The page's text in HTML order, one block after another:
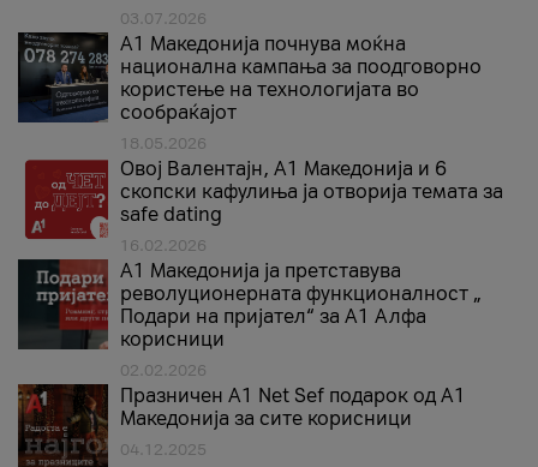
03.07.2026
A1 Македонија почнува моќна
национална кампања за поодговорно
користење на технологијата во
сообраќајот
18.05.2026
Овој Валентајн, A1 Македонија и 6
скопски кафулиња ја отворија темата за
safe dating
16.02.2026
А1 Македонија ја претставува
револуционерната функционалност „
Подари на пријател“ за А1 Алфа
корисници
02.02.2026
Празничен A1 Net Sеf подарок од А1
Македонија за сите корисници
04.12.2025